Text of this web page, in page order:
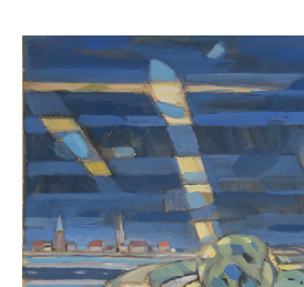
Hans
Seiler,
Hollande
(bleu),
1957